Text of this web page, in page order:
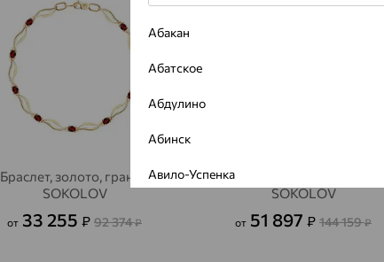
Браслет, золото, гранат,
SOKOLOV
от 33 255 ₽ 92 374₽
Браслет, золото, гранат,
SOKOLOV
от 51 897 ₽ 144 159₽
Абакан
Абатское
Абдулино
Абинск
Авило-Успенка